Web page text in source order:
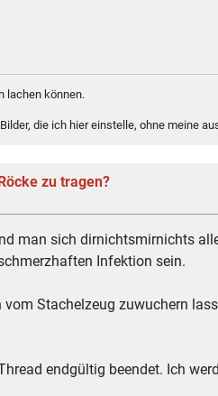
lachen können.
die ich hier einstelle, ohne meine
zu tragen?
man sich dirnichtsmirnichts
Infektion sein.
Stachelzeug zuwuchern
endgültig beendet. Ich